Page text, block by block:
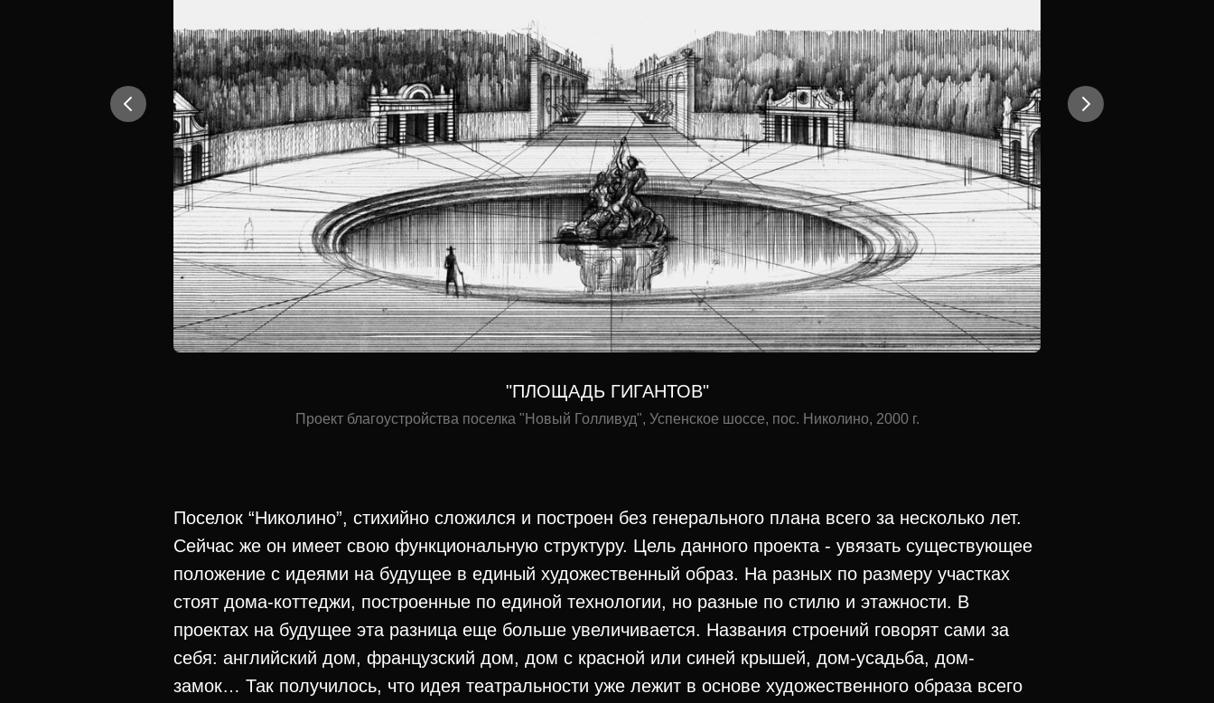
"ПЛОЩАДЬ ГИГАНТОВ"
Проект благоустройства поселка "Новый Голливуд", Успенское шоссе, пос. Николино, 2000 г.
Поселок “Николино”, стихийно сложился и построен без генерального плана всего за несколько лет.
Сейчас же он имеет свою функциональную структуру. Цель данного проекта - увязать существующее
положение с идеями на будущее в единый художественный образ. На разных по размеру участках
стоят дома-коттеджи, построенные по единой технологии, но разные по стилю и этажности. В
проектах на будущее эта разница еще больше увеличивается. Названия строений говорят сами за
себя: английский дом, французский дом, дом с красной или синей крышей, дом-усадьба, дом-
замок… Так получилось, что идея театральности уже лежит в основе художественного образа всего